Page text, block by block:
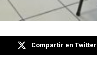
Compartir en Twitter